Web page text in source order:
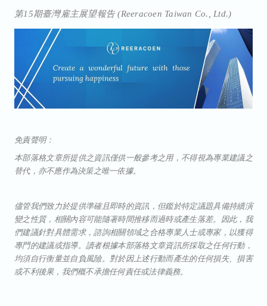
第15期臺灣雇主展望報告(Reeracoen Taiwan Co., Ltd.)
免責聲明：
本部落格文章所提供之資訊僅供一般參考之用，不得視為專業建議之
替代，亦不應作為決策之唯一依據。
儘管我們致力於提供準確且即時的資訊，但鑑於特定議題具備持續演
變之性質，相關內容可能隨著時間推移而過時或產生落差。因此，我
們建議針對具體需求，諮詢相關領域之合格專業人士或專家，以獲得
專門的建議或指導。讀者根據本部落格文章資訊所採取之任何行動，
均須自行衡量並自負風險。對於因上述行動而產生的任何損失、損害
或不利後果，我們概不承擔任何責任或法律義務。